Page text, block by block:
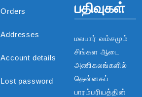
Orders
Addresses
Account details
Lost password
பதிவுகள்
மலபார் வம்சமும்
சிங்கள ஆடை
அணிகலங்களில்
தென்னகப்
பாரம்பரியத்தின்